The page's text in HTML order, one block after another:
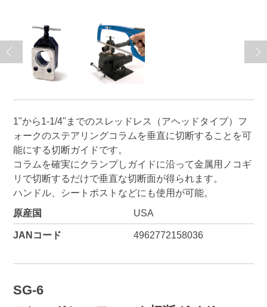
1"から1-1/4"までのスレッドレス（アヘッドタイプ）フ
ォークのステアリングコラムを垂直に切断することを可
能にする切断ガイドです。
コラムを確実にクランプしガイドに沿って金属用ノコギ
リで切断するだけで垂直な切断面が得られます。
ハンドル、シートポストなどにも使用が可能。
原産国
USA
JANコード 4962772158036
SG-6